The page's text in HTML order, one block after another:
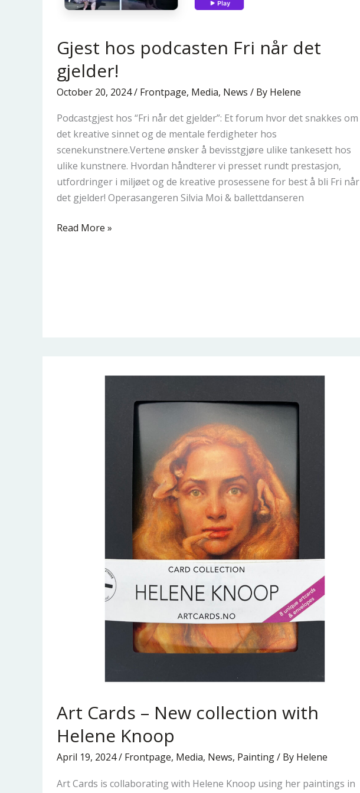
Gjest hos podcasten Fri når det
gjelder!
October 20, 2024/ Frontpage, Media, News / By Helene
Podcastgjest hos “Fri når det gjelder”: Et forum hvor det snakkes om
det kreative sinnet og de mentale ferdigheter hos
scenekunstnere.Vertene ønsker å bevisstgjøre ulike tankesett hos
ulike kunstnere. Hvordan håndterer vi presset rundt prestasjon,
utfordringer i miljøet og de kreative prosessene for best å bli Fri når
det gjelder! Operasangeren Silvia Moi & ballettdanseren
Read More »
Art Cards – New collection with
Helene Knoop
April 19, 2024/ Frontpage, Media, News, Painting/ By Helene
Art Cards is collaborating with Helene Knoop using her paintings in